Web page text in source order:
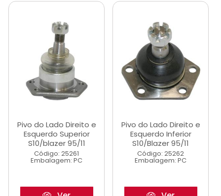
Pivo do Lado Direito e
Esquerdo Superior
S10/blazer 95/11
Código: 25261
Embalagem: PC
Pivo do Lado Direito e
Esquerdo Inferior
S10/Blazer 95/11
Código: 25262
Embalagem: PC